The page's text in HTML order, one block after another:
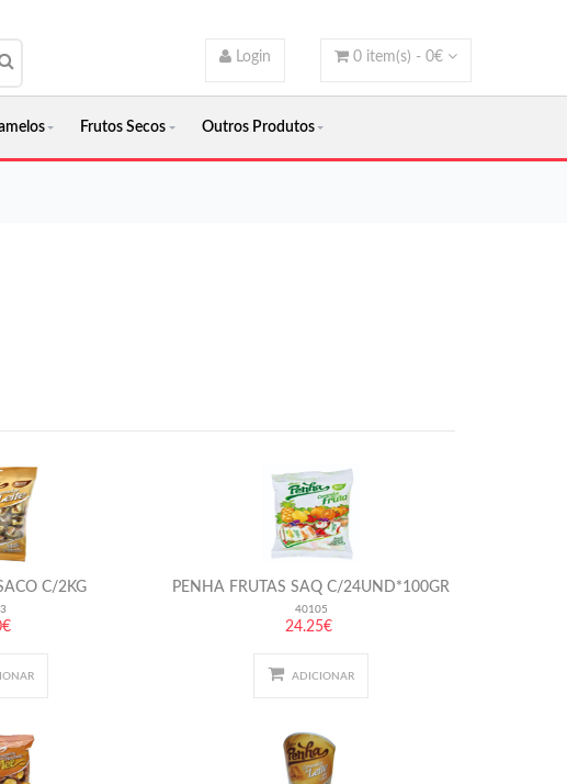
0 item(s) - 0€
Login
Frutos Secos Outros Produtos
C/2KG PENHA FRUTAS SAQ C/24UND*100GR
40105
24.25€
ADICIONAR